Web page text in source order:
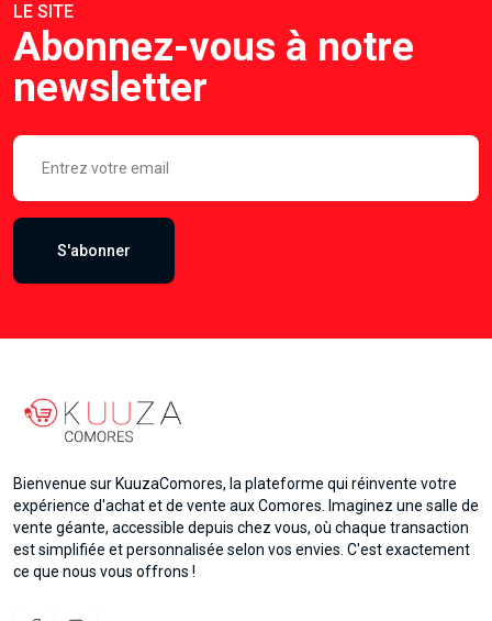
LE SITE
Abonnez-vous à notre
newsletter
S'abonner
Bienvenue sur KuuzaComores, la plateforme qui réinvente votre
expérience d'achat et de vente aux Comores. Imaginez une salle de
vente géante, accessible depuis chez vous, où chaque transaction
est simplifiée et personnalisée selon vos envies. C'est exactement
ce que nous vous offrons !